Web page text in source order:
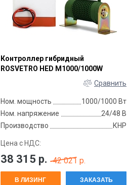
Контроллер гибридный
ROSVETRO HED M1000/1000W
Сравнить
Ном. мощность
1000/1000 Вт
Ном. напряжение
24/48 В
Производство
КНР
Цена с НДС:
38 315 р. 42 021 р.
В ЛИЗИНГ ЗАКАЗАТЬ